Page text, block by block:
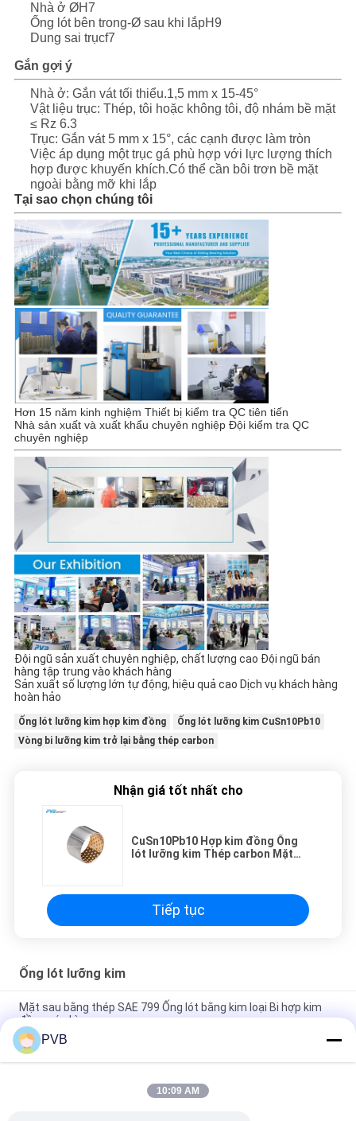
Nhà ở ØH7
Ống lót bên trong-Ø sau khi lắpH9
Dung sai trụcf7
Gắn gợi ý
Nhà ở: Gắn vát tối thiểu.1,5 mm x 15-45°
Vật liệu trục: Thép, tôi hoặc không tôi, độ nhám bề mặt
≤ Rz 6.3
Trục: Gắn vát 5 mm x 15°, các cạnh được làm tròn
Việc áp dụng một trục gá phù hợp với lực lượng thích
hợp được khuyến khích.Có thể cần bôi trơn bề mặt
ngoài bằng mỡ khi lắp
Tại sao chọn chúng tôi
Hơn 15 năm kinh nghiệm Thiết bị kiểm tra QC tiên tiến
Nhà sản xuất và xuất khẩu chuyên nghiệp Đội kiểm tra QC
chuyên nghiệp
Đội ngũ sản xuất chuyên nghiệp, chất lượng cao Đội ngũ bán
hàng tập trung vào khách hàng
Sản xuất số lượng lớn tự động, hiệu quả cao Dịch vụ khách hàng
hoàn hảo
Ống lót lưỡng kim hợp kim đồng
Ống lót lưỡng kim CuSn10Pb10
Vòng bi lưỡng kim trở lại bằng thép carbon
Nhận giá tốt nhất cho
CuSn10Pb10 Hợp kim đồng Ống
lót lưỡng kim Thép carbon Mặt
Tiếp tục
Ống lót lưỡng kim
Mặt sau bằng thép SAE 799 Ống lót bằng kim loại Bi hợp kim
đồng có chì cao
SAE48 Ống lót lưỡng kim trở lại bằng thép Vòng bi hợp kim
đồng có chì cao
AlSn20Cu Tin nhôm bạc đạn Bạc lót lưỡng kim Thép trở lại bạc
PVB
10:09 AM